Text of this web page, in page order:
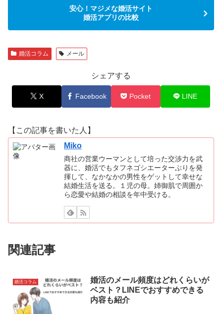
安心！マジメな婚活サイト
婚活アプリの比較
婚活コラム メール
シェアする
X Facebook Pocket LINE
【この記事を書いた人】
Miko
商社の営業ウーマンとして培った交渉力を武
器に、婚活でもタフネゴシエーターぶりを発
揮して、なかなかの男性をゲットして幸せな
結婚生活を送る。１児の母。姉御肌で周囲か
ら恋愛や結婚の相談を年中受ける。
関連記事
婚活コラム
婚活のメール頻度はどれくらいが
ベスト？LINEでおすすめできる
内容も紹介